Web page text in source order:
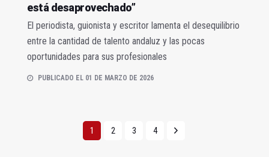
está desaprovechado”
El periodista, guionista y escritor lamenta el desequilibrio
entre la cantidad de talento andaluz y las pocas
oportunidades para sus profesionales
PUBLICADO EL 01 DE MARZO DE 2026
1 2 3 4